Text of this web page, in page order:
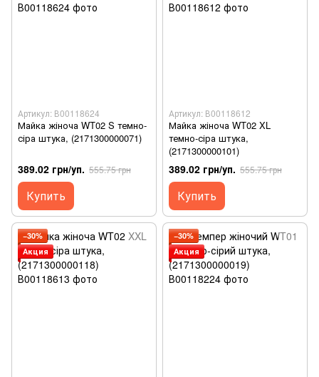
Артикул: В00118624
Майка жіноча WT02 S темно-
сіра штука, (2171300000071)
389.02 грн/уп. 555.75 грн
Купить
Артикул: В00118612
Майка жіноча WT02 XL
темно-сіра штука,
(2171300000101)
389.02 грн/уп. 555.75 грн
Купить
−30%
Акция
−30%
Акция